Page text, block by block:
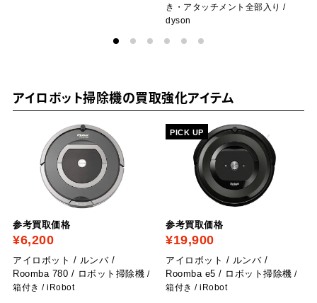
き・アタッチメント全部入り /
dyson
アイロボット掃除機の買取強化アイテム
参考買取価格
¥6,200
アイロボット / ルンバ /
Roomba 780 / ロボット掃除機 /
箱付き / iRobot
PICK UP
参考買取価格
¥19,900
アイロボット / ルンバ /
Roomba e5 / ロボット掃除機 /
箱付き / iRobot